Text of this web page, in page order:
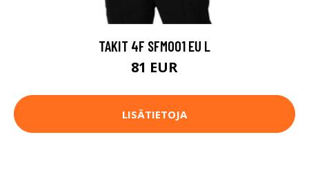
TAKIT 4F SFM001 EU L
81 EUR
LISÄTIETOJA